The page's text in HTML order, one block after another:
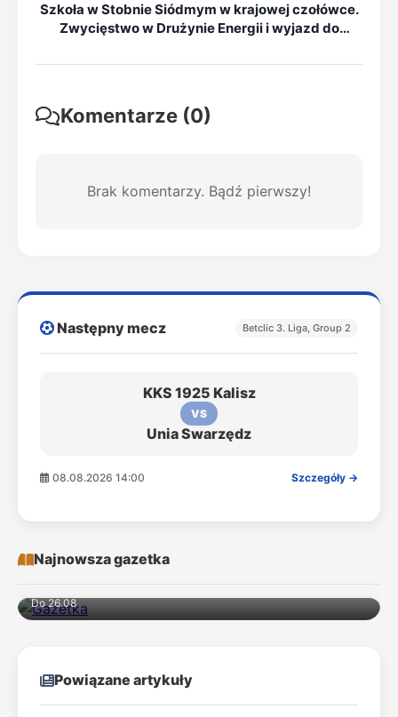
Szkoła w Stobnie Siódmym w krajowej czołówce.
Zwycięstwo w Drużynie Energii i wyjazd do
Komentarze (0)
Brak komentarzy. Bądź pierwszy!
Następny mecz Betclic 3. Liga, Group 2
KKS 1925 Kalisz
VS
Unia Swarzędz
08.08.2026 14:00 Szczegóły →
Najnowsza gazetka
Do 26.08
Powiązane artykuły